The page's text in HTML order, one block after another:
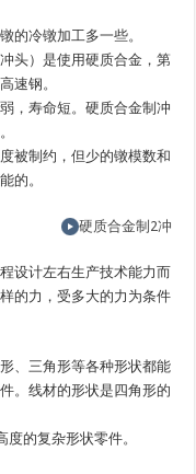
的冷镦加工多一些。
头）是使用硬质合金，第
速钢。
，寿命短。硬质合金制冲
被制约，但少的镦模数和
的。
硬质合金制2冲
设计左右生产技术能力而
的力，受多大的力为条件
、三角形等各种形状都能
。线材的形状是四角形的
的复杂形状零件。